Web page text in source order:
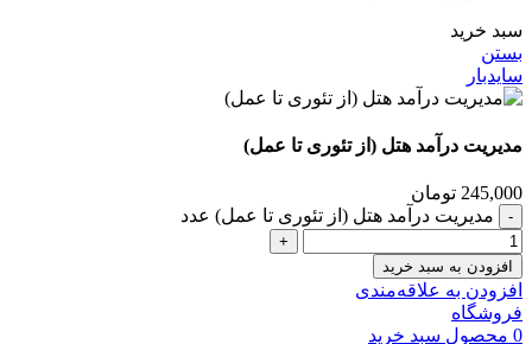
سبد خرید
بستن
سایدبار
مدیریت درآمد هتل (از تئوری تا عمل)
245,000 تومان
مدیریت درآمد هتل (از تئوری تا عمل) عدد
افزودن به سبد خرید
افزودن به علاقه‌مندی
فروشگاه
0 محصول سبد خرید